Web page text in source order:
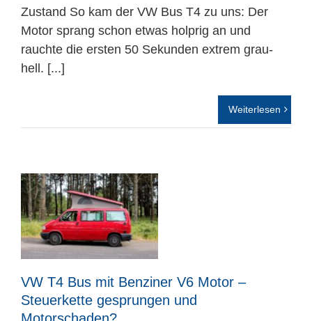
Zustand So kam der VW Bus T4 zu uns: Der
Motor sprang schon etwas holprig an und
rauchte die ersten 50 Sekunden extrem grau-
hell. [...]
Weiterlesen
VW T4 Bus mit Benziner V6 Motor –
Steuerkette gesprungen und